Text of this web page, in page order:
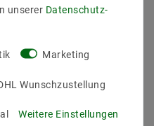
LEDs Weiß Wasserdicht
unserer Daten­schutz­
Marketing
Wunschzustellung
Weitere Einstellungen